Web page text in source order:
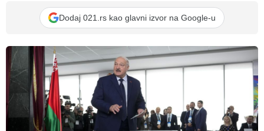
Dodaj 021.rs kao glavni izvor na Google-u